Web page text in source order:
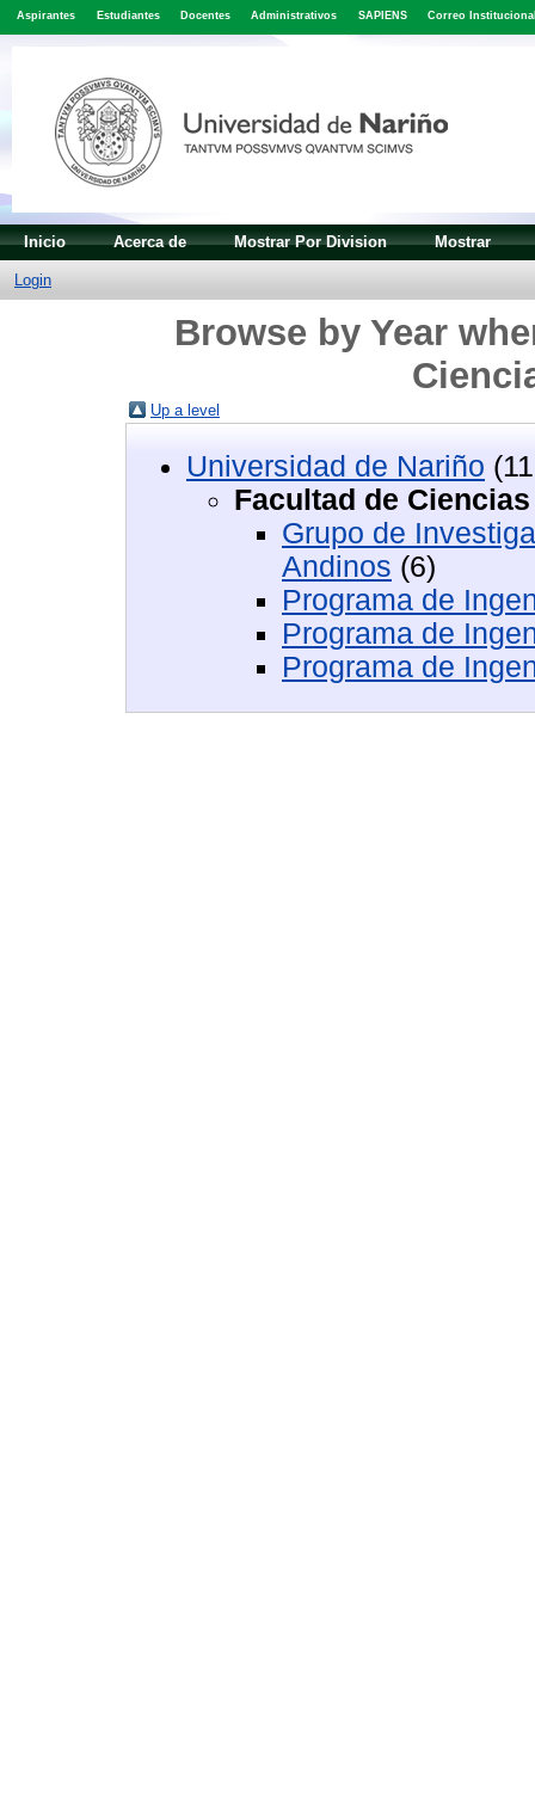
Aspirantes Estudiantes Docentes Administrativos SAPIENS Correo
Inicio Acerca de Mostrar Por Division Mostrar
Login
Browse by Year
Up a level
Universidad de Nariño
Facultad de
Grupo de
Andinos (6)
Programa de
Programa de
Programa de